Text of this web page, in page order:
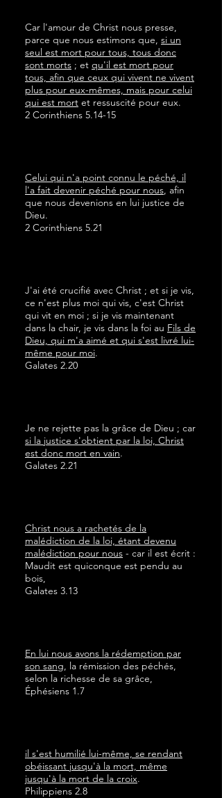
Car l'amour de Christ nous presse,
parce que nous estimons que, si un
seul est mort pour tous, tous donc
sont morts ; et qu'il est mort pour
tous, afin que ceux qui vivent ne vivent
plus pour eux-mêmes, mais pour celui
qui est mort et ressuscité pour eux.
2 Corinthiens 5.14-15
Celui qui n'a point connu le péché, il
l'a fait devenir péché pour nous, afin
que nous devenions en lui justice de
Dieu.
2 Corinthiens 5.21
J'ai été crucifié avec Christ ; et si je vis,
ce n'est plus moi qui vis, c'est Christ
qui vit en moi ; si je vis maintenant
dans la chair, je vis dans la foi au Fils de
Dieu, qui m'a aimé et qui s'est livré lui-
même pour moi.
Galates 2.20
Je ne rejette pas la grâce de Dieu ; car
si la justice s'obtient par la loi, Christ
est donc mort en vain.
Galates 2.21
Christ nous a rachetés de la
malédiction de la loi, étant devenu
malédiction pour nous - car il est écrit :
Maudit est quiconque est pendu au
bois,
Galates 3.13
En lui nous avons la rédemption par
son sang, la rémission des péchés,
selon la richesse de sa grâce,
Éphésiens 1.7
il s'est humilié lui-même, se rendant
obéissant jusqu'à la mort, même
jusqu'à la mort de la croix.
Philippiens 2.8